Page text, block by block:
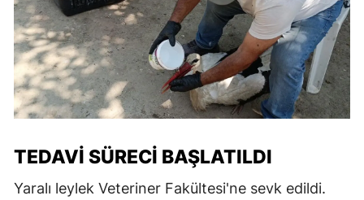
TEDAVI SÜRECI BAŞLATILDI
Yaralı leylek Veteriner Fakültesi'ne sevk edildi.